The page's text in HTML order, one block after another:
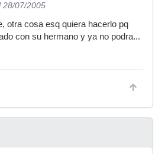
28/07/2005
otra cosa esq quiera hacerlo pq
con su hermano y ya no podra...